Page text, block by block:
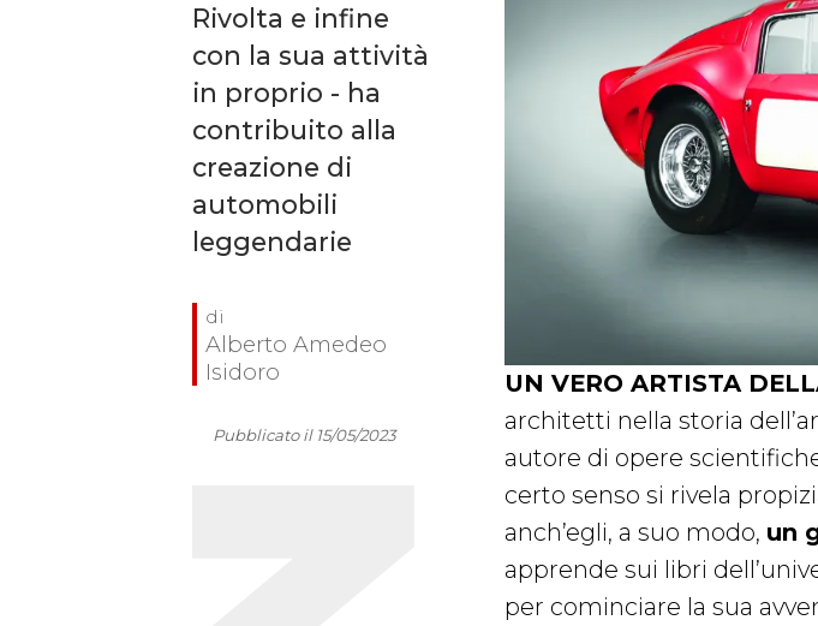
Rivolta e infine
con la sua attività
in proprio - ha
contribuito alla
creazione di
automobili
leggendarie
Alberto Amedeo
Isidoro
Pubblicato il 15/05/2023
UN VERO ARTISTA
architetti nella storia
autore di opere
certo senso si rivela
anch’egli, a suo modo, un
apprende sui libri
per cominciare la sua